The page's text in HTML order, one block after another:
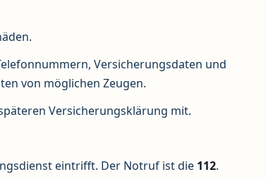
Versicherungsdaten und
von möglichen Zeugen.
Versicherungsklärung mit.
eintrifft. Der Notruf ist die 112.